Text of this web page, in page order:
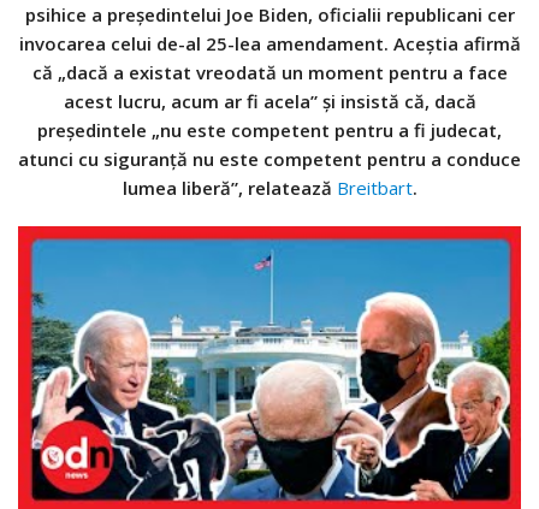
psihice a președintelui Joe Biden, oficialii republicani cer
invocarea celui de-al 25-lea amendament. Aceștia afirmă
că „dacă a existat vreodată un moment pentru a face
acest lucru, acum ar fi acela” și insistă că, dacă
președintele „nu este competent pentru a fi judecat,
atunci cu siguranță nu este competent pentru a conduce
lumea liberă”, relatează Breitbart.